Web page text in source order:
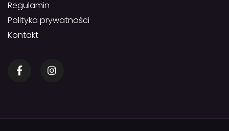
Regulamin
Polityka prywatności
Kontakt